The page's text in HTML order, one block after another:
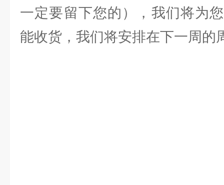
一定要留下您的），我们将为
能收货，我们将安排在下一周的